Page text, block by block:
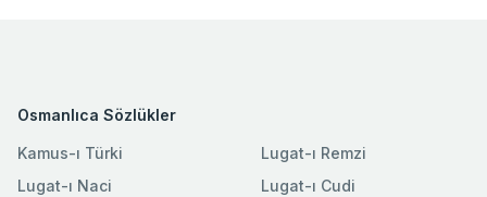
Osmanlıca Sözlükler
Kamus-ı Türki
Lugat-ı Naci
Lugat-ı Remzi
Lugat-ı Cudi